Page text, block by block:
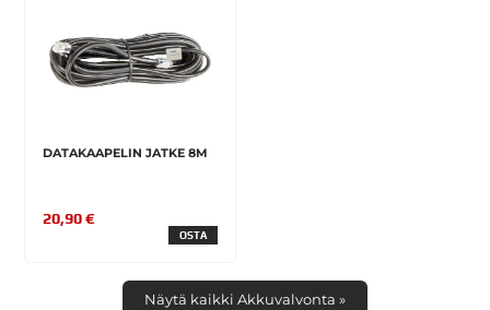
DATAKAAPELIN JATKE 8M
20,90 €
OSTA
Näytä kaikki Akkuvalvonta »